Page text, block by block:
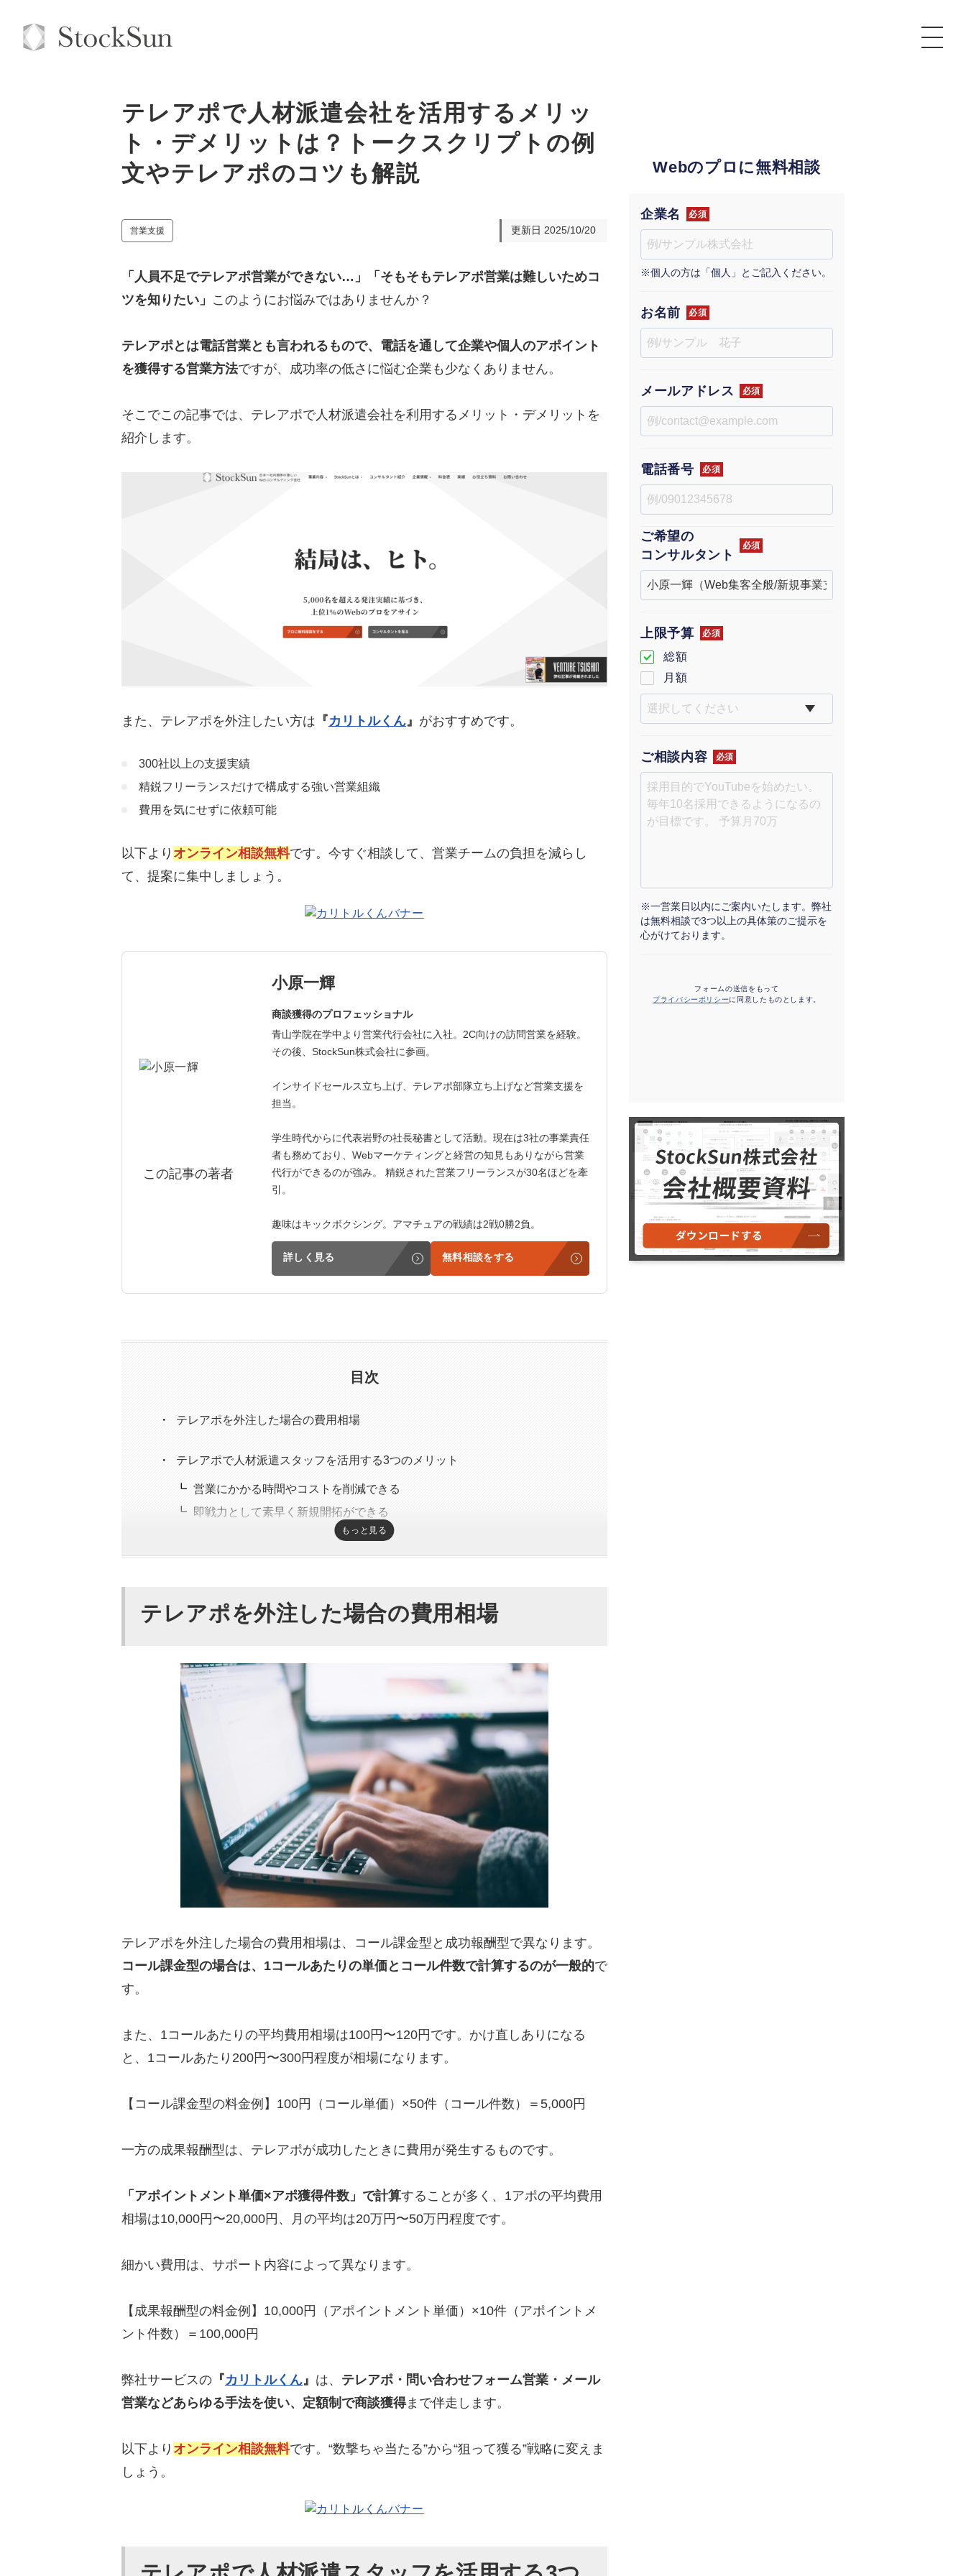
オーダーメイド支援
コンサルタント一覧
品質ガイドライン
社内コンペ
クレーム窓口
BPO支援 定額制営業代行『カリトルくん』
定額制採用代行・RPO『トルトルくん』
営業改善特化の動画制作『動画でカリトルくん』
定額LINE運用代行『LINEマキトルくん』
拡散付1日密着動画制作『まるごと社長』
1本無料で記事を制作『SEOトライアル』
定額制LP制作・改善『最強LP』
採用YouTubeチャンネル構築『トリトル』
お役立ち資料
料金表
道場TOP
動画編集
エンジニア
広告運用
YouTubeディレクター
年収エージェント
会社概要・役員紹介
営業
インターン
正社員
常勤監査役
募集要項一覧
テレアポで人材派遣会社を活用するメリッ
ト・デメリットは？トークスクリプトの例
文やテレアポのコツも解説
営業支援 更新日 2025/10/20
「人員不足でテレアポ営業ができない…」「そもそもテレアポ営業は難しいためコ
ツを知りたい」 このようにお悩みではありませんか？
テレアポとは電話営業とも言われるもので、電話を通して企業や個人のアポイント
を獲得する営業方法ですが、成功率の低さに悩む企業も少なくありません。
そこでこの記事では、テレアポで人材派遣会社を利用するメリット・デメリットを
紹介します。
また、テレアポを外注したい方は 『カリトルくん 』 がおすすめです。
300社以上の支援実績
精鋭フリーランスだけで構成する強い営業組織
費用を気にせずに依頼可能
以下より オンライン相談無料です。今すぐ相談して、営業チームの負担を減らし
て、提案に集中しましょう。
この記事の著者
小原一輝
商談獲得のプロフェッショナル
青山学院在学中より営業代行会社に入社。2C向けの訪問営業を経験。
その後、StockSun株式会社に参画。
インサイドセールス立ち上げ、テレアポ部隊立ち上げなど営業支援を
担当。
学生時代からに代表岩野の社長秘書として活動。現在は3社の事業責任
者も務めており、Webマーケティングと経営の知見もありながら営業
代行ができるのが強み。 精鋭された営業フリーランスが30名ほどを牽
引。
趣味はキックボクシング。アマチュアの戦績は2戦0勝2負。
詳しく見る 無料相談をする
目次
テレアポを外注した場合の費用相場
テレアポで人材派遣スタッフを活用する3つのメリット
営業にかかる時間やコストを削減できる
即戦力として素早く新規開拓ができる
営業のプロから最新の情報をもらえたり分析してもらえたりする
派遣料が発生する
営業人材を自由に選べない
テレアポをする前に確認しておくべき2つのポイント
適切なテレアポリストを用意しているか
綿密なトークスクリプトを用意しているか
テレアポを依頼するなら派遣会社よりも代行会社がおすすめ
テレアポで失敗しないための3つのコツ！受付突破率を高めて成果を出す方法
コール数とアポ取得率の改善を目指す
トークをパターン化する
もっと見る
テレアポを外注した場合の費用相場
テレアポを外注した場合の費用相場は、コール課金型と成功報酬型で異なります。
コール課金型の場合は、1コールあたりの単価とコール件数で計算するのが一般的で
す。
また、1コールあたりの平均費用相場は100円〜120円です。かけ直しありになる
と、1コールあたり200円〜300円程度が相場になります。
【コール課金型の料金例】100円（コール単価）×50件（コール件数）＝5,000円
一方の成果報酬型は、テレアポが成功したときに費用が発生するものです。
「アポイントメント単価×アポ獲得件数」で計算することが多く、1アポの平均費用
相場は10,000円〜20,000円、月の平均は20万円〜50万円程度です。
細かい費用は、サポート内容によって異なります。
【成果報酬型の料金例】10,000円（アポイントメント単価）×10件（アポイントメ
ント件数）＝100,000円
弊社サービスの 『カリトルくん 』 は、 テレアポ・問い合わせフォーム営業・メール
営業などあらゆる手法を使い、定額制で商談獲得まで伴走します。
以下より オンライン相談無料です。“数撃ちゃ当たる”から“狙って獲る”戦略に変えま
しょう。
Webのプロに無料相談
企業名 必須
※個人の方は「個人」とご記入ください。
お名前 必須
メールアドレス 必須
電話番号 必須
ご希望の
コンサルタント
必須
上限予算 必須
総額
月額
ご相談内容 必須
※一営業日以内にご案内いたします。弊社
は無料相談で3つ以上の具体策のご提示を
心がけております。
フォームの送信をもって
プライバシーポリシーに同意したものとします。